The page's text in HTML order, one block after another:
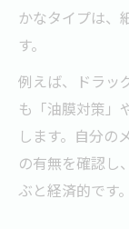
かなタイプは、
す。
例えば、ドラッ
も「油膜対策」
します。自分の
の有無を確認し
ぶと経済的です。